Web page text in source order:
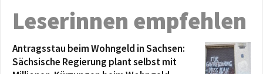
Leserinnen empfehlen
Antragsstau beim Wohngeld in Sachsen:
Sächsische Regierung plant selbst mit